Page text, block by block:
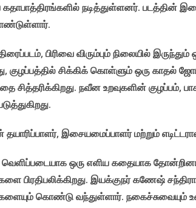
கதாபாத்திரங்களில் நடித்துள்ளனர். படத்தின்
திரைப்படம், பிரிவை விரும்பும் நிலையில்
குழப்பத்தில் சிக்கிக் கொள்ளும் ஒரு காதல்
சித்தரிக்கிறது. நவீன உறவுகளின் குழப்பம்,
தயாரிப்பாளர், இசையமைப்பாளர் மற்றும்
வெளிப்படையாக ஒரு எளிய கதையாக
பிரதிபலிக்கிறது. இயக்குநர் கணேஷ்
கொண்டு வந்துள்ளார். நகைச்சுவையும்